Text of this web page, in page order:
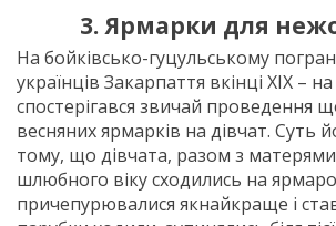
3. Ярмарки для
На бойківсько-гуцульському
українців Закарпаття вкінці ХІХ –
спостерігався звичай проведення
весняних ярмарків на дівчат. Суть
тому, що дівчата, разом з матерями,
шлюбного віку сходились на
причепурювалися якнайкраще і